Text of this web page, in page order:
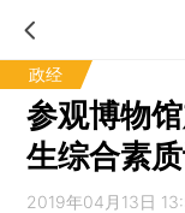
政经
参观博物
生综合素
2019年04月13日